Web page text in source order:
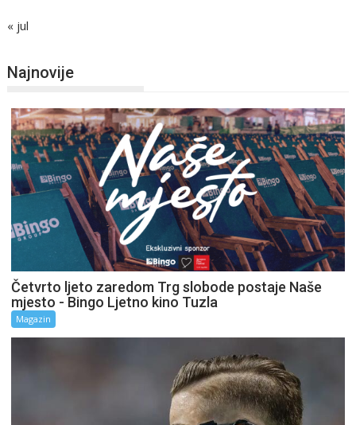
« jul
Najnovije
Četvrto ljeto zaredom Trg slobode postaje Naše
mjesto - Bingo Ljetno kino Tuzla
Magazin